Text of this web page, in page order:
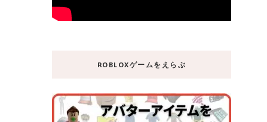
ROBLOXゲームをえらぶ